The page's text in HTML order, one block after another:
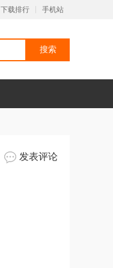
下载排行 手机站
发表评论